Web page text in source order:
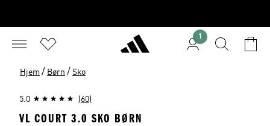
1
Hjem / Børn / Sko
5.0 (60)
VL COURT 3.0 SKO BØRN